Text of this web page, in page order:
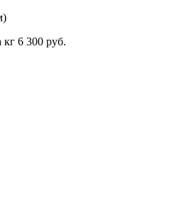
кг 6 300 руб.